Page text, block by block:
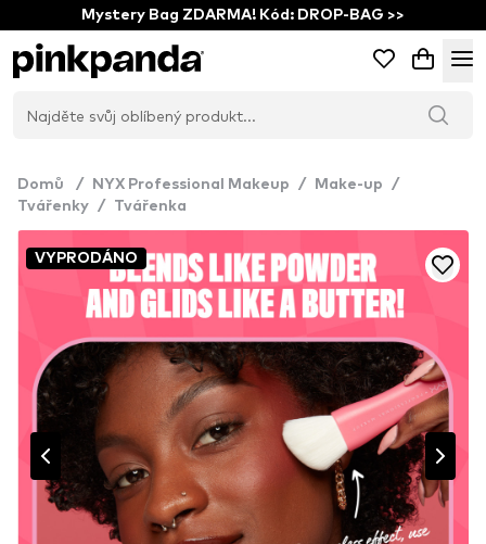
Mystery Bag ZDARMA! Kód: DROP-BAG >>
Domů / NYX Professional Makeup / Make-up
/
Tvářenky / Tvářenka
VYPRODÁNO